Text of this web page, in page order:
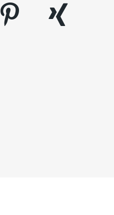
pinterest
xing